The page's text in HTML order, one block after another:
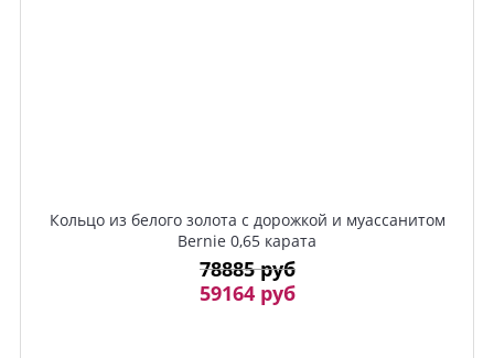
Кольцо из белого золота с дорожкой и муассанитом
Bernie 0,65 карата
78885 руб
59164 руб